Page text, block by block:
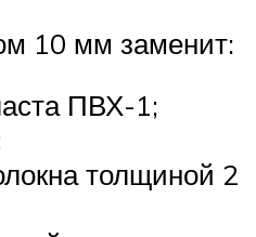
10 мм заменит:
ПВХ-1;
толщиной 2